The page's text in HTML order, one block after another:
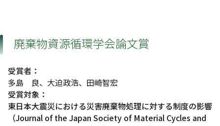
廃棄物資源循環学会論文賞
受賞者：
多島 良、大迫政浩、田崎智宏
受賞対象：
東日本大震災における災害廃棄物処理に対する制度の影響
（Journal of the Japan Society of Material Cycles and